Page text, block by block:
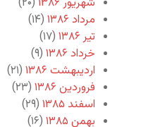
مرداد ۱۳۸۶
(۱۴)
تیر ۱۳۸۶
(۱۷)
خرداد ۱۳۸۶
(۹)
اردیبهشت ۱۳۸۶
(۲۱)
فروردین ۱۳۸۶
(۲۳)
اسفند ۱۳۸۵
(۲۹)
بهمن ۱۳۸۵
(۱۶)